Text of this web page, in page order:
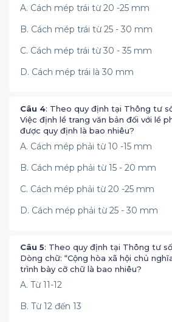
A. Cách mép trái từ 20 -25 mm
B. Cách mép trái từ 25 - 30 mm
C. Cách mép trái từ 30 - 35 mm
D. Cách mép trái là 30 mm
Câu 4: Theo quy định tại Thông tư
Việc định lề trang văn bản đối với lề
được quy định là bao nhiêu?
A. Cách mép phải từ 10 -15 mm
B. Cách mép phải từ 15 - 20 mm
C. Cách mép phải từ 20 -25 mm
D. Cách mép phải từ 25 - 30 mm
Câu 5: Theo quy định tại Thông tư
Dòng chữ: “Cộng hòa xã hội chủ
trình bày cỡ chữ là bao nhiêu?
A. Từ 11-12
B. Từ 12 đến 13